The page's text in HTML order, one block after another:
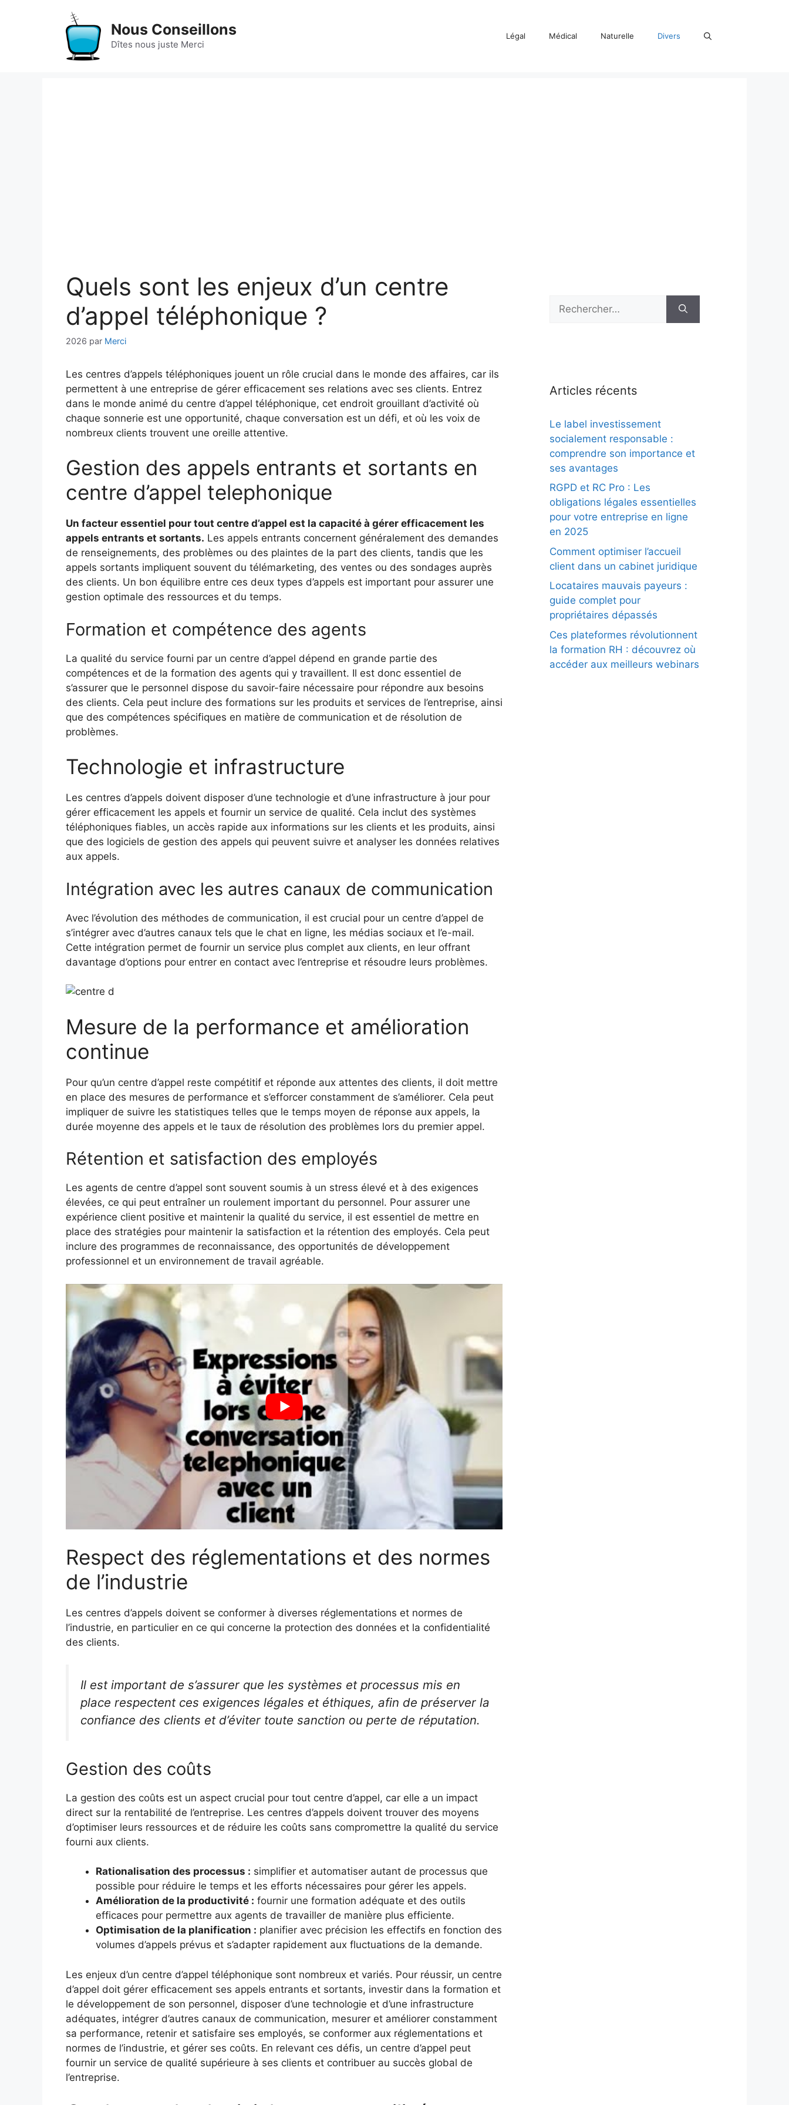
Nous Conseillons
Dîtes nous juste Merci
Légal Médical Naturelle Divers
Quels sont les enjeux d’un centre
d’appel téléphonique ?
2026 par Merci
Les centres d’appels téléphoniques jouent un rôle crucial dans le monde des affaires, car ils
permettent à une entreprise de gérer efficacement ses relations avec ses clients. Entrez
dans le monde animé du centre d’appel téléphonique, cet endroit grouillant d’activité où
chaque sonnerie est une opportunité, chaque conversation est un défi, et où les voix de
nombreux clients trouvent une oreille attentive.
Gestion des appels entrants et sortants en
centre d’appel telephonique
Un facteur essentiel pour tout centre d’appel est la capacité à gérer efficacement les
appels entrants et sortants. Les appels entrants concernent généralement des demandes
de renseignements, des problèmes ou des plaintes de la part des clients, tandis que les
appels sortants impliquent souvent du télémarketing, des ventes ou des sondages auprès
des clients. Un bon équilibre entre ces deux types d’appels est important pour assurer une
gestion optimale des ressources et du temps.
Formation et compétence des agents
La qualité du service fourni par un centre d’appel dépend en grande partie des
compétences et de la formation des agents qui y travaillent. Il est donc essentiel de
s’assurer que le personnel dispose du savoir-faire nécessaire pour répondre aux besoins
des clients. Cela peut inclure des formations sur les produits et services de l’entreprise, ainsi
que des compétences spécifiques en matière de communication et de résolution de
problèmes.
Technologie et infrastructure
Les centres d’appels doivent disposer d’une technologie et d’une infrastructure à jour pour
gérer efficacement les appels et fournir un service de qualité. Cela inclut des systèmes
téléphoniques fiables, un accès rapide aux informations sur les clients et les produits, ainsi
que des logiciels de gestion des appels qui peuvent suivre et analyser les données relatives
aux appels.
Intégration avec les autres canaux de communication
Avec l’évolution des méthodes de communication, il est crucial pour un centre d’appel de
s’intégrer avec d’autres canaux tels que le chat en ligne, les médias sociaux et l’e-mail.
Cette intégration permet de fournir un service plus complet aux clients, en leur offrant
davantage d’options pour entrer en contact avec l’entreprise et résoudre leurs problèmes.
Mesure de la performance et amélioration
continue
Pour qu’un centre d’appel reste compétitif et réponde aux attentes des clients, il doit mettre
en place des mesures de performance et s’efforcer constamment de s’améliorer. Cela peut
impliquer de suivre les statistiques telles que le temps moyen de réponse aux appels, la
durée moyenne des appels et le taux de résolution des problèmes lors du premier appel.
Rétention et satisfaction des employés
Les agents de centre d’appel sont souvent soumis à un stress élevé et à des exigences
élevées, ce qui peut entraîner un roulement important du personnel. Pour assurer une
expérience client positive et maintenir la qualité du service, il est essentiel de mettre en
place des stratégies pour maintenir la satisfaction et la rétention des employés. Cela peut
inclure des programmes de reconnaissance, des opportunités de développement
professionnel et un environnement de travail agréable.
Respect des réglementations et des normes
de l’industrie
Les centres d’appels doivent se conformer à diverses réglementations et normes de
l’industrie, en particulier en ce qui concerne la protection des données et la confidentialité
des clients.
Il est important de s’assurer que les systèmes et processus mis en
place respectent ces exigences légales et éthiques, afin de préserver la
confiance des clients et d’éviter toute sanction ou perte de réputation.
Gestion des coûts
La gestion des coûts est un aspect crucial pour tout centre d’appel, car elle a un impact
direct sur la rentabilité de l’entreprise. Les centres d’appels doivent trouver des moyens
d’optimiser leurs ressources et de réduire les coûts sans compromettre la qualité du service
fourni aux clients.
Rationalisation des processus : simplifier et automatiser autant de processus que
possible pour réduire le temps et les efforts nécessaires pour gérer les appels.
Amélioration de la productivité : fournir une formation adéquate et des outils
efficaces pour permettre aux agents de travailler de manière plus efficiente.
Optimisation de la planification : planifier avec précision les effectifs en fonction des
volumes d’appels prévus et s’adapter rapidement aux fluctuations de la demande.
Les enjeux d’un centre d’appel téléphonique sont nombreux et variés. Pour réussir, un centre
d’appel doit gérer efficacement ses appels entrants et sortants, investir dans la formation et
le développement de son personnel, disposer d’une technologie et d’une infrastructure
adéquates, intégrer d’autres canaux de communication, mesurer et améliorer constamment
sa performance, retenir et satisfaire ses employés, se conformer aux réglementations et
normes de l’industrie, et gérer ses coûts. En relevant ces défis, un centre d’appel peut
fournir un service de qualité supérieure à ses clients et contribuer au succès global de
l’entreprise.
Articles récents
Le label investissement
socialement responsable :
comprendre son importance et
ses avantages
RGPD et RC Pro : Les
obligations légales essentielles
pour votre entreprise en ligne
en 2025
Comment optimiser l’accueil
client dans un cabinet juridique
Locataires mauvais payeurs :
guide complet pour
propriétaires dépassés
Ces plateformes révolutionnent
la formation RH : découvrez où
accéder aux meilleurs webinars